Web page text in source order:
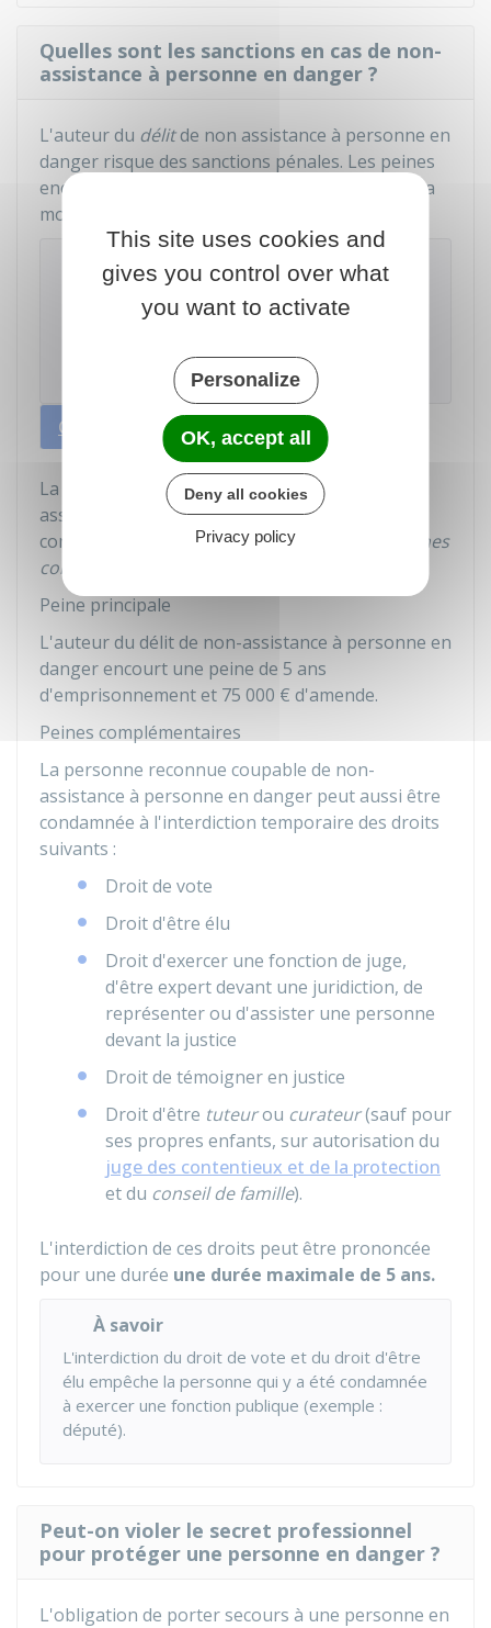
Quelles sont les sanctions en cas de non-
assistance à personne en danger ?
L'auteur du délitde non assistance à personne en
danger risque des sanctions pénales. Les peines
encourues sont plus élevées lorsque la victime a
moins de 16 ans.
À savoir
constituée partie civile
personne qui ne lui a pas porté secours peut
dommages et intérêts
Cas général Victime de moins de 16 ans
La personne qui s'est rendue coupable de non-
assistance à personne en danger peut être
condamnée à une
peine principale
peines
complémentaires
Peine principale
L'auteur du délit de non-assistance à personne en
danger encourt une peine de 5 ans
d'emprisonnement et 75 000 € d'amende.
Peines complémentaires
La personne reconnue coupable de non-
assistance à personne en danger peut aussi être
condamnée à l'interdiction temporaire des droits
suivants :
Droit de vote
Droit d'être élu
Droit d'exercer une fonction de juge,
d'être expert devant une juridiction, de
représenter ou d'assister une personne
devant la justice
Droit de témoigner en justice
Droit d'être tuteurou curateur(sauf pour
ses propres enfants, sur autorisation du
juge des contentieux et de la protection
et du conseil de famille).
L'interdiction de ces droits peut être prononcée
pour une durée une durée maximale de 5 ans.
À savoir
L'interdiction du droit de vote et du droit d'être
élu empêche la personne qui y a été condamnée
à exercer une fonction publique (exemple :
député).
Peut-on violer le secret professionnel
pour protéger une personne en danger ?
L'obligation de porter secours à une personne en
This site uses cookies and
gives you control over what
you want to activate
Personalize
OK, accept all
Deny all cookies
Privacy policy